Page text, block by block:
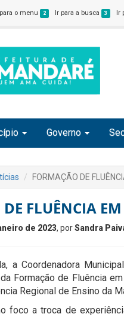
o menu 2 Ir para a busca 3 Ir
Governo
FORMAÇÃO DE
FLUÊNCIA
de 2023, porSandra
a Coordenadora
Formação de Fluência
Regional de Ensino da
foco a troca de